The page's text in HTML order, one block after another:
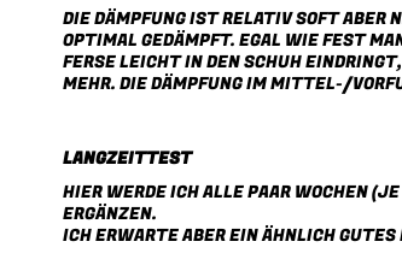
DIE DÄMPFUNG IST RELATIV SOFT ABER
PTIMAL GEDÄMPFT. EGAL WIE FEST
ERSE LEICHT IN DEN SCHUH EINDRINGT,
EHR. DIE DÄMPFUNG IM MITTEL-/
LANGZEITTEST
HIER WERDE ICH ALLE PAAR WOCHEN
RGÄNZEN.
ICH ERWARTE ABER EIN ÄHNLICH